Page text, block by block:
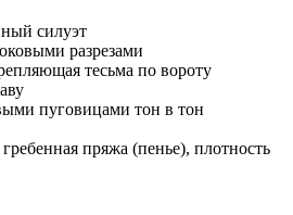
силуэт
разрезами
тесьма по вороту
пуговицами тон в тон
пряжа (пенье), плотность